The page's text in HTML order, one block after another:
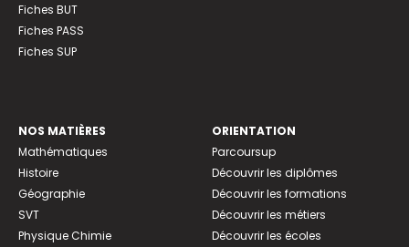
Fiches BUT
Fiches PASS
Fiches SUP
NOS MATIÈRES
Mathématiques
Histoire
Géographie
SVT
Physique Chimie
ORIENTATION
Parcoursup
Découvrir les diplômes
Découvrir les formations
Découvrir les métiers
Découvrir les écoles